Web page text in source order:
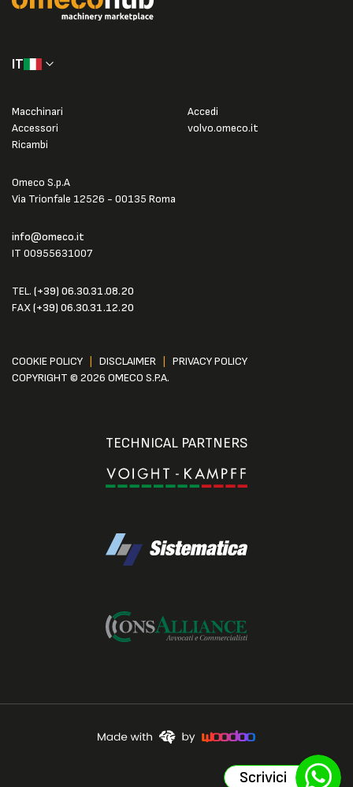
IT
Omeco S.p.A
Via Trionfale 12526 - 00135 Roma
info@omeco.it
IT 00955631007
TEL. (+39) 06.30.31.08.20
FAX(+39) 06.30.31.12.20
Macchinari
Accessori
Ricambi
Accedi
volvo.omeco.it
COOKIE POLICY DISCLAIMER
PRIVACY POLICY
COPYRIGHT © 2026 OMECO S.P.A.
TECHNICAL PARTNERS
Scrivici